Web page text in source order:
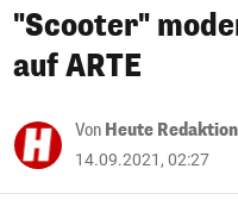
"Scooter"
auf ARTE
Von Heute Redaktion
14.09.2021, 02:27